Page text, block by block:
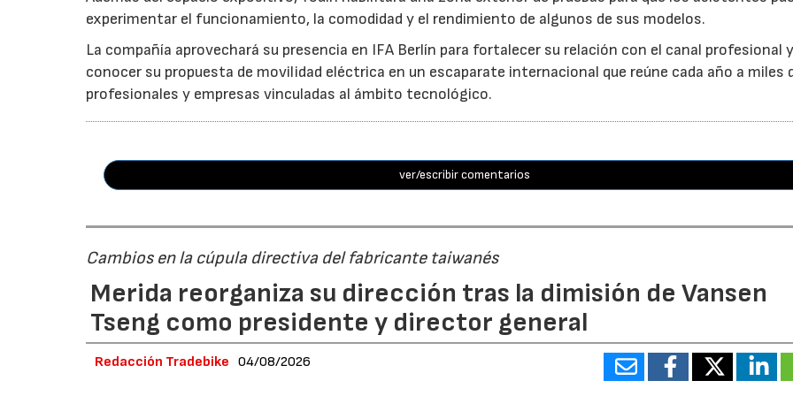
experimentar el funcionamiento, la comodidad y el rendimiento de algunos de sus modelos.
La compañía aprovechará su presencia en IFA Berlín para fortalecer su relación con el canal profesional
conocer su propuesta de movilidad eléctrica en un escaparate internacional que reúne cada año a miles
profesionales y empresas vinculadas al ámbito tecnológico.
ver/escribir comentarios
Cambios en la cúpula directiva del fabricante taiwanés
Merida reorganiza su dirección tras la dimisión de Vansen
Tseng como presidente y director general
Redacción Tradebike 04/08/2026